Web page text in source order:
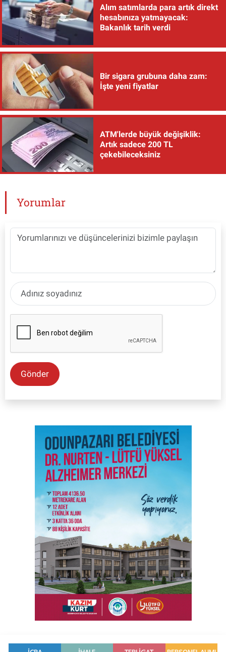
Alım satımlarda para artık direkt
hesabınıza yatmayacak:
Bakanlık tarih verdi
Bir sigara grubuna daha zam:
İşte yeni fiyatlar
ATM'lerde büyük değişiklik:
Artık sadece 200 TL
çekebileceksiniz
Yorumlar
Gönder